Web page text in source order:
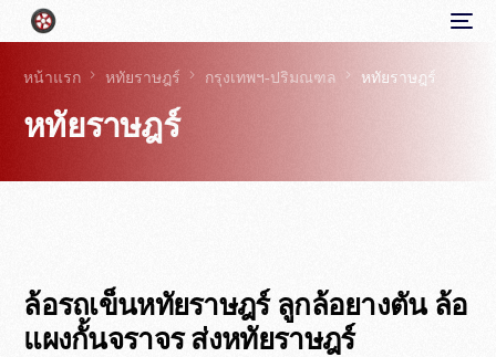
หน้าแรก หทัยราษฎร์ กรุงเทพฯ-ปริมณฑล หทัยราษฎร์
หทัยราษฎร์
ล้อรถเข็นหทัยราษฎร์ ลูกล้อยางตัน ล้อ
แผงกั้นจราจร ส่งหทัยราษฎร์